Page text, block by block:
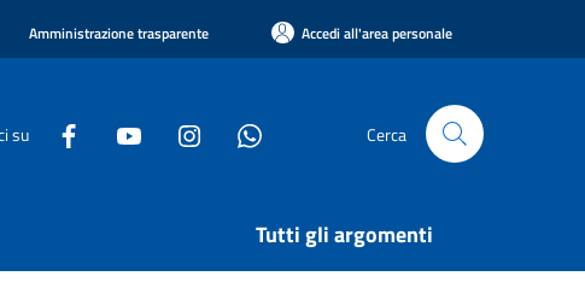
Amministrazione trasparente Accedi all'area personale
su Cerca
Tutti gli argomenti